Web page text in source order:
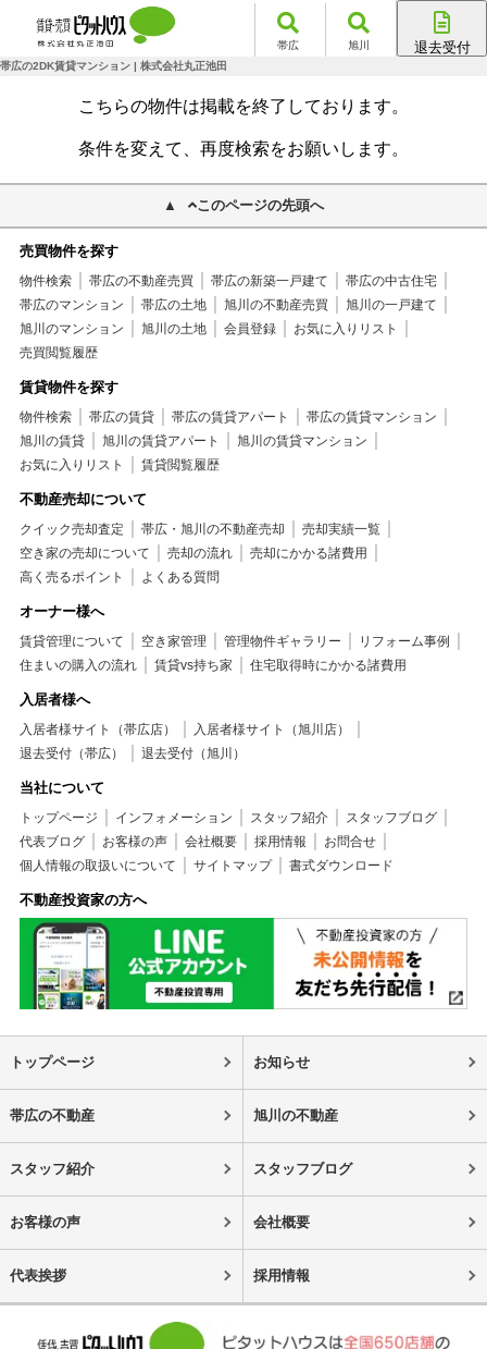
帯広 旭川 退去受付
帯広の2DK賃貸マンション | 株式会社丸正池田
こちらの物件は掲載を終了しております。
条件を変えて、再度検索をお願いします。
このページの先頭へ
売買物件を探す
物件検索 帯広の不動産売買 帯広の新築一戸建て
帯広の中古住宅
帯広のマンション
帯広の土地 旭川の不動産売買
旭川の一戸建て
旭川のマンション
旭川の土地 会員登録
お気に入りリスト
売買閲覧履歴
賃貸物件を探す
物件検索 帯広の賃貸 帯広の賃貸アパート
帯広の賃貸マンション
旭川の賃貸
旭川の賃貸アパート
旭川の賃貸マンション
お気に入りリスト
賃貸閲覧履歴
不動産売却について
クイック売却査定 帯広・旭川の不動産売却
売却実績一覧
空き家の売却について
売却の流れ
売却にかかる諸費用
高く売るポイント
よくある質問
オーナー様へ
賃貸管理について 空き家管理 管理物件ギャラリー
リフォーム事例
住まいの購入の流れ
賃貸vs持ち家 住宅取得時にかかる諸費用
入居者様へ
入居者様サイト（帯広店）
入居者様サイト（旭川店）
退去受付（帯広）
退去受付（旭川）
当社について
トップページ インフォメーション スタッフ紹介
スタッフブログ
代表ブログ
お客様の声 会社概要 採用情報
お問合せ
個人情報の取扱いについて
サイトマップ 書式ダウンロード
不動産投資家の方へ
トップページ お知らせ
帯広の不動産 旭川の不動産
スタッフ紹介 スタッフブログ
お客様の声 会社概要
代表挨拶 採用情報